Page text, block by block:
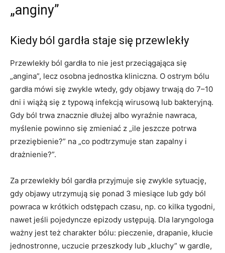
„anginy”
Kiedy ból gardła staje się przewlekły
Przewlekły ból gardła to nie jest przeciągająca się
„angina”, lecz osobna jednostka kliniczna. O ostrym bólu
gardła mówi się zwykle wtedy, gdy objawy trwają do 7–10
dni i wiążą się z typową infekcją wirusową lub bakteryjną.
Gdy ból trwa znacznie dłużej albo wyraźnie nawraca,
myślenie powinno się zmieniać z „ile jeszcze potrwa
przeziębienie?” na „co podtrzymuje stan zapalny i
drażnienie?”.
Za przewlekły ból gardła przyjmuje się zwykle sytuację,
gdy objawy utrzymują się ponad 3 miesiące lub gdy ból
powraca w krótkich odstępach czasu, np. co kilka tygodni,
nawet jeśli pojedyncze epizody ustępują. Dla laryngologa
ważny jest też charakter bólu: pieczenie, drapanie, kłucie
jednostronne, uczucie przeszkody lub „kluchy” w gardle,